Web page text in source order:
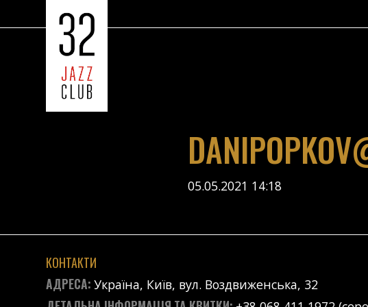
05.05.2021 14:18
КОНТАКТИ
АДРЕСА:Україна, Київ, вул. Воздвиженська, 32